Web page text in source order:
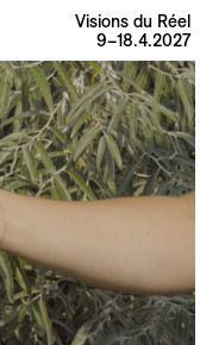
Visions du Réel
9–18.4.2027